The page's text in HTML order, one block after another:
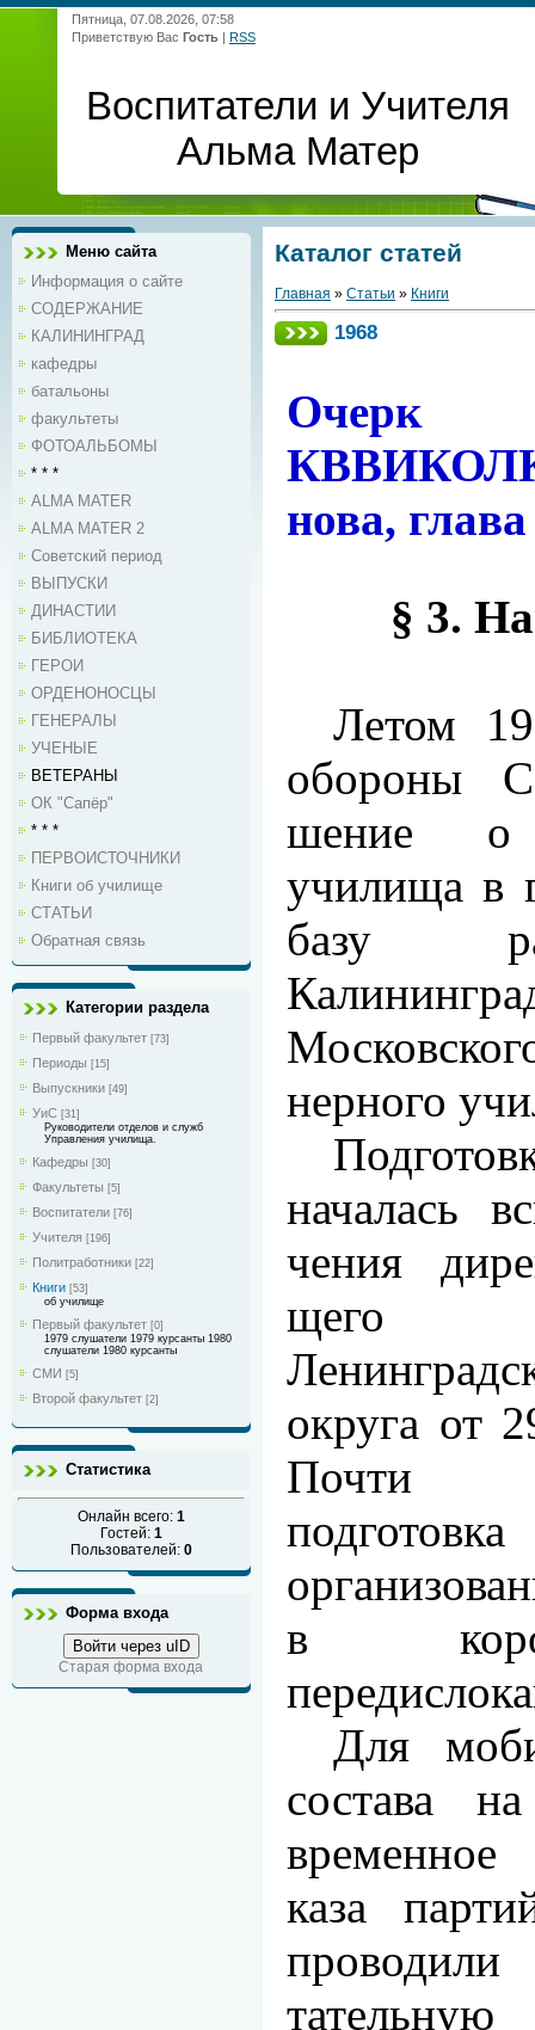
Пятница, 07.08.2026, 07:58
Приветствую Вас Гость | RSS
Воспитатели и Учителя
Альма Матер
Меню сайта
Информация о сайте
СОДЕРЖАНИЕ
КАЛИНИНГРАД
кафедры
батальоны
факультеты
ФОТОАЛЬБОМЫ
* * *
ALMA MATER
ALMA MATER 2
Советский период
ВЫПУСКИ
ДИНАСТИИ
БИБЛИОТЕКА
ГЕРОИ
ОРДЕНОНОСЦЫ
ГЕНЕРАЛЫ
УЧЕНЫЕ
ВЕТЕРАНЫ
ОК "Сапёр"
* * *
ПЕРВОИСТОЧНИКИ
Книги об училище
СТАТЬИ
Обратная связь
Категории раздела
Первый факультет [73]
Периоды [15]
Выпускники [49]
УиС [31]
Руководители отделов и служб
Управления училища.
Кафедры [30]
Факультеты [5]
Воспитатели [76]
Учителя [196]
Политработники [22]
Книги [53]
об училище
Первый факультет [0]
1979 слушатели 1979 курсанты 1980
слушатели 1980 курсанты
СМИ [5]
Второй факультет [2]
Статистика
Онлайн всего: 1
Гостей: 1
Пользователей: 0
Форма входа
Войти через uID
Старая форма входа
Каталог статей
Главная » Статьи » Книги
1968
нова,
§ 3.
Летом
обороны
шение о
училища в
базу
нерного
началась
чения
щего
округа от
Почти
в
Для
состава
каза